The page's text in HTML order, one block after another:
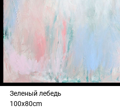
Зеленый лебедь
100x80cm